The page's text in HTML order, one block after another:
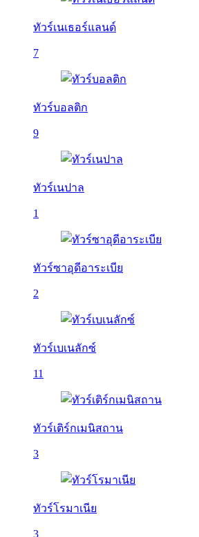
ทัวร์เนเธอร์แลนด์
7
ทัวร์บอลติก
9
ทัวร์เนปาล
1
ทัวร์ซาอุดีอาระเบีย
2
ทัวร์เบเนลักซ์
11
ทัวร์เติร์กเมนิสถาน
3
ทัวร์โรมาเนีย
3